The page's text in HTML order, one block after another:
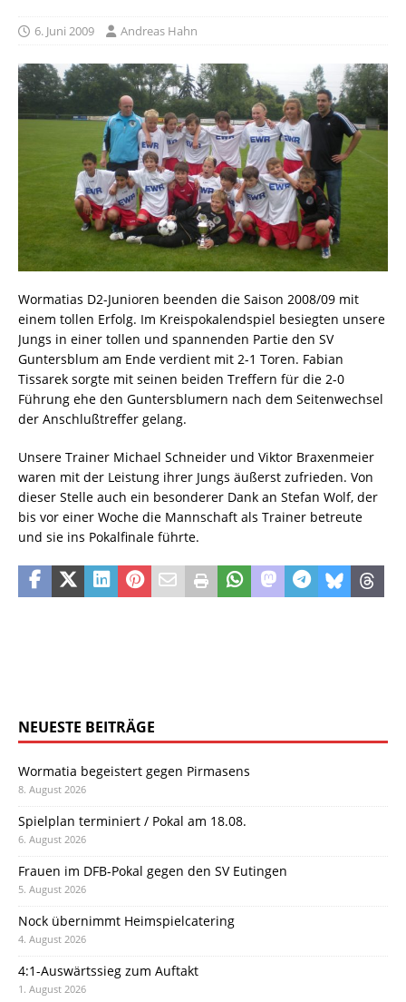
6. Juni 2009 Andreas Hahn
Wormatias D2-Junioren beenden die Saison 2008/09 mit
einem tollen Erfolg. Im Kreispokalendspiel besiegten unsere
Jungs in einer tollen und spannenden Partie den SV
Guntersblum am Ende verdient mit 2-1 Toren. Fabian
Tissarek sorgte mit seinen beiden Treffern für die 2-0
Führung ehe den Guntersblumern nach dem Seitenwechsel
der Anschlußtreffer gelang.
Unsere Trainer Michael Schneider und Viktor Braxenmeier
waren mit der Leistung ihrer Jungs äußerst zufrieden. Von
dieser Stelle auch ein besonderer Dank an Stefan Wolf, der
bis vor einer Woche die Mannschaft als Trainer betreute
und sie ins Pokalfinale führte.
NEUESTE BEITRÄGE
Wormatia begeistert gegen Pirmasens
8. August 2026
Spielplan terminiert / Pokal am 18.08.
6. August 2026
Frauen im DFB-Pokal gegen den SV Eutingen
5. August 2026
Nock übernimmt Heimspielcatering
4. August 2026
4:1-Auswärtssieg zum Auftakt
1. August 2026